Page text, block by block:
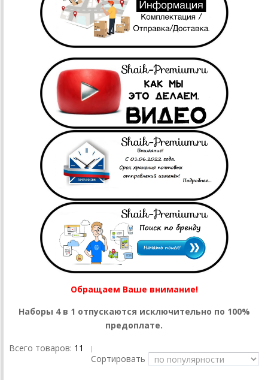
Обращаем Ваше внимание!
Наборы 4 в 1 отпускаются исключительно по 100%
предоплате.
Всего товаров: 11 |
Сортировать